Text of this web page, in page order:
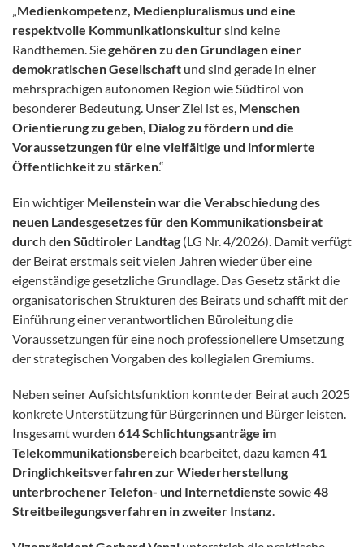
„Medienkompetenz, Medienpluralismus und eine
respektvolle Kommunikationskultursind keine
Randthemen. Siegehören zu den Grundlagen einer
demokratischen Gesellschaft und sind gerade in einer
mehrsprachigen autonomen Region wie Südtirol von
besonderer Bedeutung. Unser Ziel ist es, Menschen
Orientierung zu geben, Dialog zu fördern und die
Voraussetzungen für eine vielfältige und informierte
Öffentlichkeit zu stärken.“
Ein wichtiger Meilenstein war die Verabschiedung des
neuen Landesgesetzes für den Kommunikationsbeirat
durch den Südtiroler Landtag (LG Nr. 4/2026). Damit verfügt
der Beirat erstmals seit vielen Jahren wieder über eine
eigenständige gesetzliche Grundlage. Das Gesetz stärkt die
organisatorischen Strukturen des Beirats und schafft mit der
Einführung einer verantwortlichen Büroleitung die
Voraussetzungen für eine noch professionellere Umsetzung
der strategischen Vorgaben des kollegialen Gremiums.
Neben seiner Aufsichtsfunktion konnte der Beirat auch 2025
konkrete Unterstützung für Bürgerinnen und Bürger leisten.
Insgesamt wurden 614 Schlichtungsanträge im
Telekommunikationsbereich bearbeitet, dazu kamen 41
Dringlichkeitsverfahren zur Wiederherstellung
unterbrochener Telefon- und Internetdienste sowie48
Streitbeilegungsverfahren in zweiter Instanz.